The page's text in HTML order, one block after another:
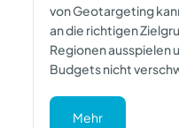
von Geotargeting
an die richtigen
Regionen ausspielen
Budgets nicht
Mehr